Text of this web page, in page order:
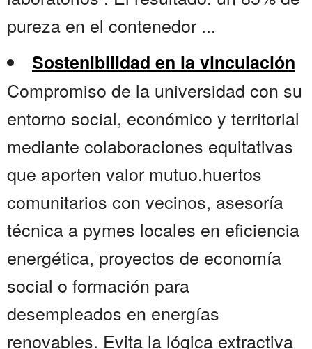
pureza en el contenedor ...
Sostenibilidad en la vinculación
Compromiso de la universidad con su
entorno social, económico y territorial
mediante colaboraciones equitativas
que aporten valor mutuo.huertos
comunitarios con vecinos, asesoría
técnica a pymes locales en eficiencia
energética, proyectos de economía
social o formación para
desempleados en energías
renovables. Evita la lógica extractiva